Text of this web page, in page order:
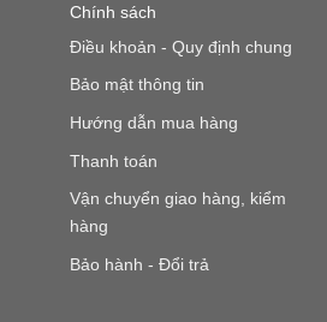
Chính sách
Điều khoản - Quy định chung
Bảo mật thông tin
Hướng dẫn mua hàng
Thanh toán
Vận chuyển giao hàng, kiểm
hàng
Bảo hành - Đổi trả